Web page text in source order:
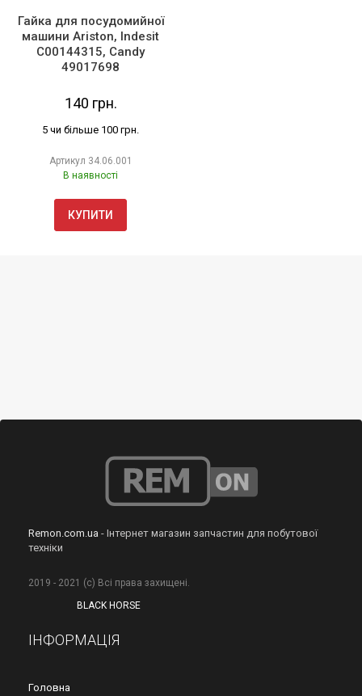
Гайка для посудомийної
машини Ariston, Indesit
C00144315, Candy
49017698
140 грн.
5 чи більше 100 грн.
Артикул 34.06.001
В наявності
КУПИТИ
Remon.com.ua - Інтернет магазин запчастин для побутової
техніки
2019 - 2021 (с) Всі права захищені.
BLACK HORSE
ІНФОРМАЦІЯ
Головна